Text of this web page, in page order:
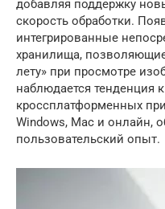
добавляя поддержку
скорость обработки.
интегрированные
хранилища,
лету» при просмотре
наблюдается тенденция
кроссплатформенных
Windows, Mac и онлайн,
пользовательский опыт.